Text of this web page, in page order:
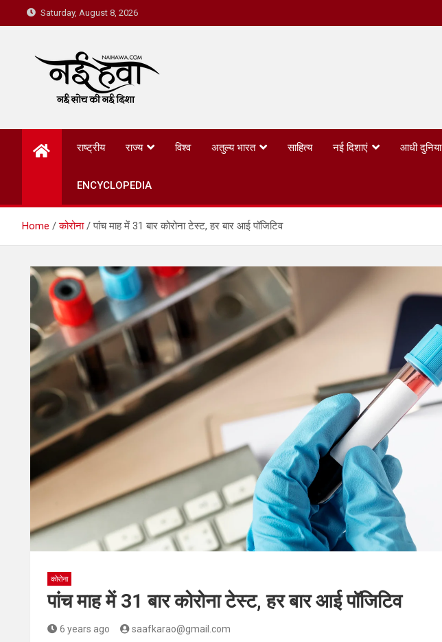
Saturday, August 8, 2026
Nai Hawa
राष्ट्रीय राज्य विश्व अतुल्य भारत साहित्य नई दिशाएं आधी दुनिया
ENCYCLOPEDIA
Home कोरोना पांच माह में 31 बार कोरोना टेस्ट, हर बार आई पॉजिटिव
कोरोना
पांच माह में 31 बार कोरोना टेस्ट, हर बार आई पॉजिटिव
6 years ago saafkarao@gmail.com